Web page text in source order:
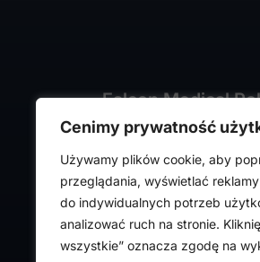
Cenimy prywatność
Używamy plików cookie, aby
przeglądania, wyświetlać
do indywidualnych potrzeb
analizować ruch na stronie.
wszystkie” oznacza zgodę na
Falcon Medical
ul. Rajmunda
93-575 Łódź
NIP: PL7282324443
REGON: 472316619,
Nr KRS: 0000036918